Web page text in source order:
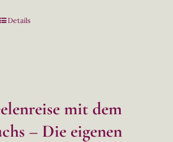
Details
mit dem
– Die eigenen